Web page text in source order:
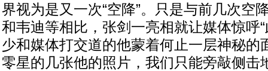
界视为是又一次“空降”。只是与前几次空
和韦迪等相比，张剑一亮相就让媒体惊呼
少和媒体打交道的他蒙着何止一层神秘的
零星的几张他的照片，我们只能旁敲侧击